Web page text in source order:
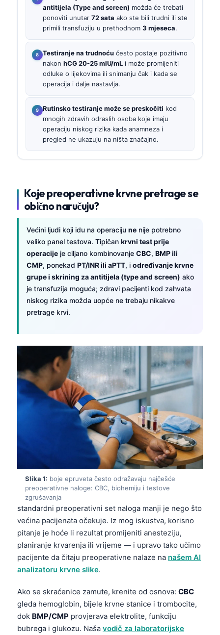
antitijela (Type and screen) možda će trebati
ponoviti unutar 72 sata ako ste bili trudni ili ste
primili transfuziju u prethodnom 3 mjeseca.
Testiranje na trudnoću često postaje pozitivno
nakon hCG 20-25 mIU/mL i može promijeniti
odluke o lijekovima ili snimanju čak i kada se
operacija i dalje nastavlja.
Rutinsko testiranje može se preskočiti kod
mnogih zdravih odraslih osoba koje imaju
operaciju niskog rizika kada anamneza i
pregled ne ukazuju na ništa značajno.
Koje preoperativne krvne pretrage se
obično naručuju?
Većini ljudi koji idu na operaciju ne nije potrebno
veliko panel testova. Tipičan krvni test prije
operacije je ciljano kombinovanje CBC, BMP ili
CMP, ponekad PT/INR ili aPTT, i određivanje krvne
grupe i skrining za antitijela (type and screen) ako
je transfuzija moguća; zdravi pacijenti kod zahvata
niskog rizika možda uopće ne trebaju nikakve
pretrage krvi.
Slika 1: boje epruveta često odražavaju najčešće
preoperativne naloge: CBC, biohemiju i testove
zgrušavanja
standardni preoperativni set naloga manji je nego što
većina pacijenata očekuje. Iz mog iskustva, korisno
pitanje je hoće li rezultat promijeniti anesteziju,
planiranje krvarenja ili vrijeme — i upravo tako učimo
pacijente da čitaju preoperativne nalaze na našem AI
analizatoru krvne slike.
Ako se skraćenice zamute, krenite od osnova: CBC
gleda hemoglobin, bijele krvne stanice i trombocite,
dok BMP/CMP provjerava elektrolite, funkciju
bubrega i glukozu. Naša vodič za laboratorijske